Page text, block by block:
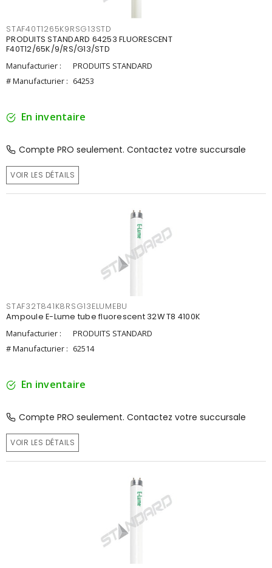
STAF40T1265K9RSG13STD
PRODUITS STANDARD 64253 FLUORESCENT
F40T12/65K/9/RS/G13/STD
Manufacturier :
PRODUITS STANDARD
# Manufacturier : 64253
En inventaire
Compte PRO seulement. Contactez votre succursale
VOIR LES DÉTAILS
STAF32T841K8RSG13ELUMEBU
Ampoule E-Lume tube fluorescent 32W T8 4100K
Manufacturier :
PRODUITS STANDARD
# Manufacturier : 62514
En inventaire
Compte PRO seulement. Contactez votre succursale
VOIR LES DÉTAILS